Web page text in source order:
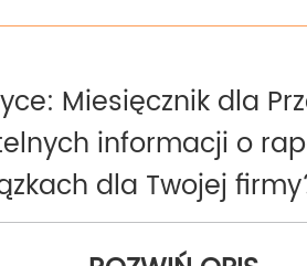
Miesięcznik dla
informacji o
dla Twojej
Rzeczpospolitej to